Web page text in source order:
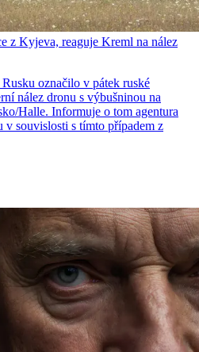
z Kyjeva, reaguje Kreml na nález
označilo v pátek ruské
nález dronu s výbušninou na
Halle. Informuje o tom agentura
souvislosti s tímto případem z